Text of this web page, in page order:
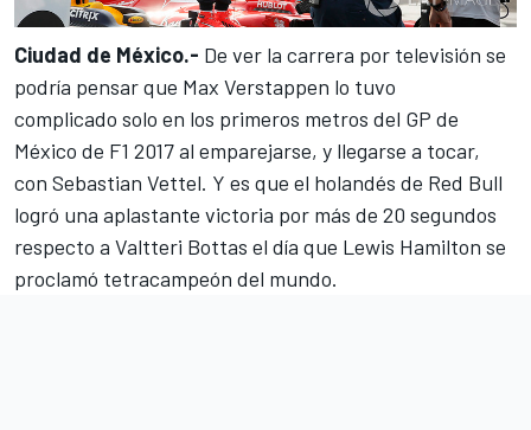
Ciudad de México.- De ver la carrera por televisión se
podría pensar que Max Verstappen lo tuvo
complicado solo en los primeros metros del GP de
México de F1 2017 al emparejarse, y llegarse a tocar,
con Sebastian Vettel. Y es que el holandés de Red Bull
logró una aplastante victoria por más de 20 segundos
respecto a Valtteri Bottas el día que Lewis Hamilton se
proclamó tetracampeón del mundo.